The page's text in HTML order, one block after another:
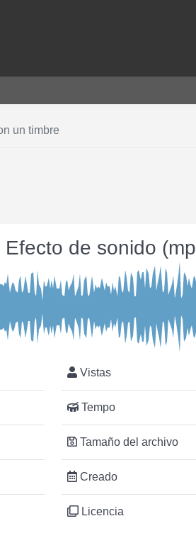
un timbre
de sonido
Vistas
Tempo
Tamaño del archivo
Creado
Licencia